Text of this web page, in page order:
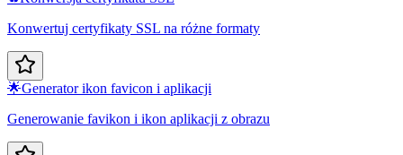
Konwertuj certyfikaty SSL na różne formaty
🌟Generator ikon favicon i aplikacji
Generowanie favikon i ikon aplikacji z obrazu